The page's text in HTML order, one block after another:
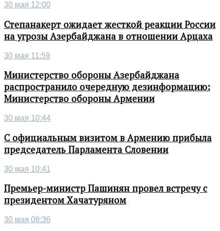
30 мая 12:00
Степанакерт ожидает жесткой реакции России
на угрозы Азербайджана в отношении Арцаха
30 мая 11:59
Министерство обороны Азербайджана
распространило очередную дезинформацию:
Министерство обороны Армении
30 мая 10:44
С официальным визитом в Армению прибыла
председатель Парламента Словении
30 мая 10:41
Премьер-министр Пашинян провел встречу с
президентом Хачатуряном
30 мая 08:36